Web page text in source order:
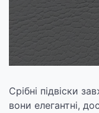
Срібні підвіски
вони елегантні,